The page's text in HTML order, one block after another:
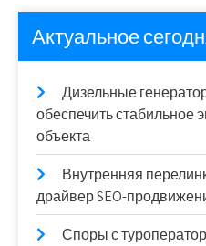
Актуальное
Дизельные
обеспечить стабильное
объекта
Внутренняя
драйвер SEO-
Споры с